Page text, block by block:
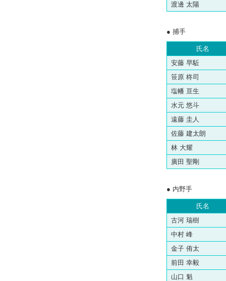
渡邊 太陽
● 捕手
氏名
安藤 早駈
笹原 柊司
塩幡 亘生
水元 悠斗
遠藤 圭人
佐藤 建太朗
林 大耀
廣田 聖剛
● 内野手
氏名
古河 瑞樹
中村 峰
金子 侑太
前田 幸毅
山口 魁